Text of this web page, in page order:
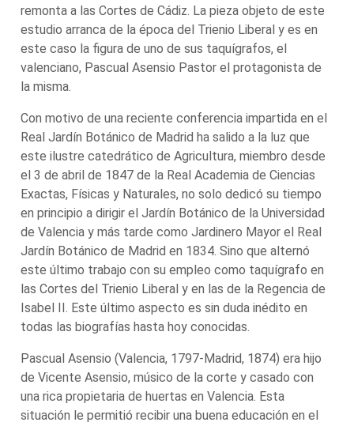
remonta a las Cortes de Cádiz. La pieza objeto de este
estudio arranca de la época del Trienio Liberal y es en
este caso la figura de uno de sus taquígrafos, el
valenciano, Pascual Asensio Pastor el protagonista de
la misma.
Con motivo de una reciente conferencia impartida en el
Real Jardín Botánico de Madrid ha salido a la luz que
este ilustre catedrático de Agricultura, miembro desde
el 3 de abril de 1847 de la Real Academia de Ciencias
Exactas, Físicas y Naturales, no solo dedicó su tiempo
en principio a dirigir el Jardín Botánico de la Universidad
de Valencia y más tarde como Jardinero Mayor el Real
Jardín Botánico de Madrid en 1834. Sino que alternó
este último trabajo con su empleo como taquígrafo en
las Cortes del Trienio Liberal y en las de la Regencia de
Isabel II. Este último aspecto es sin duda inédito en
todas las biografías hasta hoy conocidas.
Pascual Asensio (Valencia, 1797-Madrid, 1874) era hijo
de Vicente Asensio, músico de la corte y casado con
una rica propietaria de huertas en Valencia. Esta
situación le permitió recibir una buena educación en el